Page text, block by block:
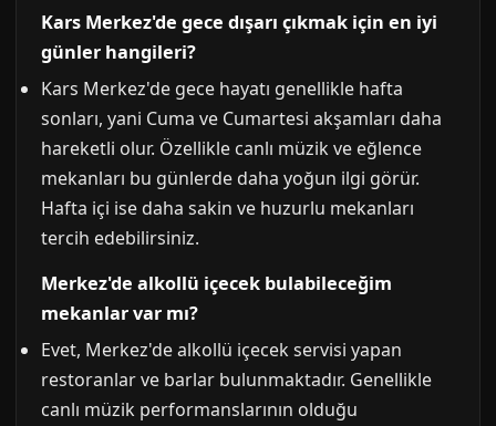
Kars Merkez'de gece dışarı çıkmak için en iyi
günler hangileri?
Kars Merkez'de gece hayatı genellikle hafta
sonları, yani Cuma ve Cumartesi akşamları daha
hareketli olur. Özellikle canlı müzik ve eğlence
mekanları bu günlerde daha yoğun ilgi görür.
Hafta içi ise daha sakin ve huzurlu mekanları
tercih edebilirsiniz.
Merkez'de alkollü içecek bulabileceğim
mekanlar var mı?
Evet, Merkez'de alkollü içecek servisi yapan
restoranlar ve barlar bulunmaktadır. Genellikle
canlı müzik performanslarının olduğu